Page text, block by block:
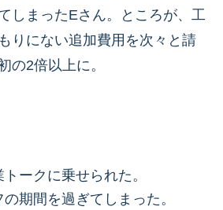
しまったEさん。ところが、工
りにない追加費用を次々と請
の2倍以上に。
ークに乗せられた。
期間を過ぎてしまった。